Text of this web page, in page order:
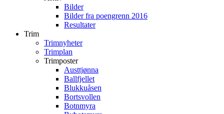
Bilder
Bilder fra poengrenn 2016
Resultater
Trim
Trimnyheter
Trimplan
Trimposter
Austtjønna
Ballfjellet
Blukkuåsen
Bortsvollen
Botnmyra